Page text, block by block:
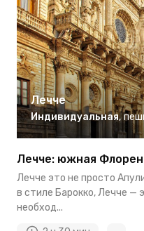
Лечче
Индивидуальная,
Лечче: южная
Лечче это не просто
в стиле Барокко, Лечче —
необход...